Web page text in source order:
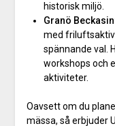
historisk miljö.
Granö
med
spännande val.
workshops och
aktiviteter.
Oavsett om du
mässa, så erbjuder